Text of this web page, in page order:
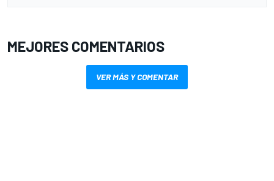
MEJORES COMENTARIOS
VER MÁS Y COMENTAR